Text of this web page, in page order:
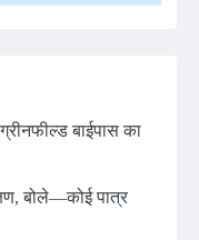
बाईपास का
बोले—कोई पात्र